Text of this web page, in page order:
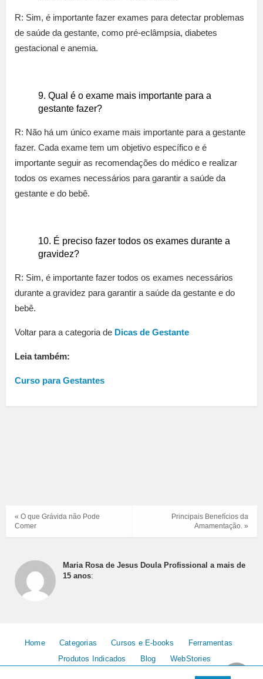
R: Sim, é importante fazer exames para detectar problemas
de saúde da gestante, como pré-eclâmpsia, diabetes
gestacional e anemia.
Qual é o exame mais importante para a
gestante fazer?
R: Não há um único exame mais importante para a gestante
fazer. Cada exame tem um objetivo específico e é
importante seguir as recomendações do médico e realizar
todos os exames necessários para garantir a saúde da
gestante e do bebê.
É preciso fazer todos os exames durante a
gravidez?
R: Sim, é importante fazer todos os exames necessários
durante a gravidez para garantir a saúde da gestante e do
bebê.
Voltar para a categoria de Dicas de Gestante
Leia também:
Curso para Gestantes
Principais Benefícios da
Amamentação. »
« O que Grávida não Pode
Comer
Maria Rosa de Jesus Doula Profissional a mais de
15 anos:
Home Categorias Cursos e E-books
Ferramentas
Produtos Indicados
Blog WebStories